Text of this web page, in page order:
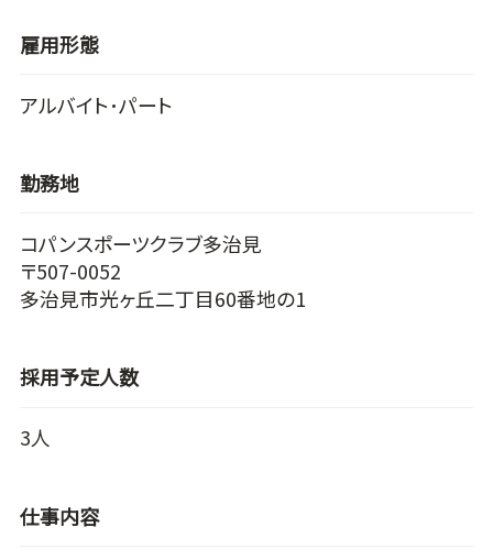
雇用形態
アルバイト･パート
勤務地
コパンスポーツクラブ多治見
〒507-0052
多治見市光ヶ丘二丁目60番地の1
採用予定人数
3人
仕事内容